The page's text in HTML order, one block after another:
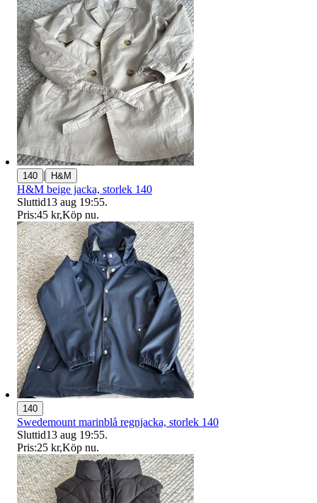
140 | H&M
H&M beige jacka, storlek 140
Sluttid13 aug 19:55.
Pris:45 kr,Köp nu.
140
Swedemount marinblå regnjacka, storlek 140
Sluttid13 aug 19:55.
Pris:25 kr,Köp nu.